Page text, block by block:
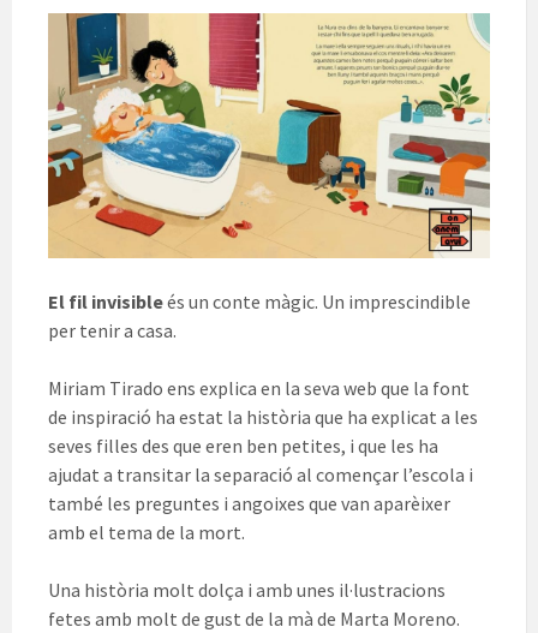
El fil invisibleés un conte màgic. Un imprescindible
per tenir a casa.
Miriam Tirado ens explica en la seva web que la font
de inspiració ha estat la història que ha explicat a les
seves filles des que eren ben petites, i que les ha
ajudat a transitar la separació al començar l’escola i
també les preguntes i angoixes que van aparèixer
amb el tema de la mort.
Una història molt dolça i amb unes il·lustracions
fetes amb molt de gust de la mà de Marta Moreno.